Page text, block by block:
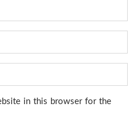
in this browser for the